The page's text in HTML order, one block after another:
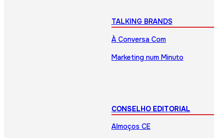
TALKING BRANDS
À Conversa Com
Marketing num Minuto
CONSELHO EDITORIAL
Almoços CE